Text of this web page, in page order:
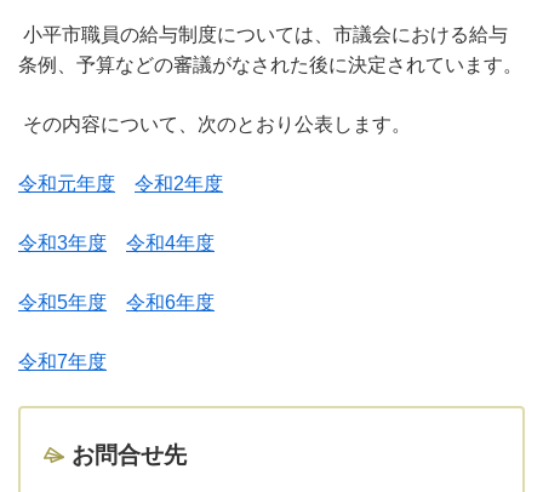
小平市職員の給与制度については、市議会における給与
条例、予算などの審議がなされた後に決定されています。
その内容について、次のとおり公表します。
令和元年度 令和2年度
令和3年度 令和4年度
令和5年度 令和6年度
令和7年度
お問合せ先